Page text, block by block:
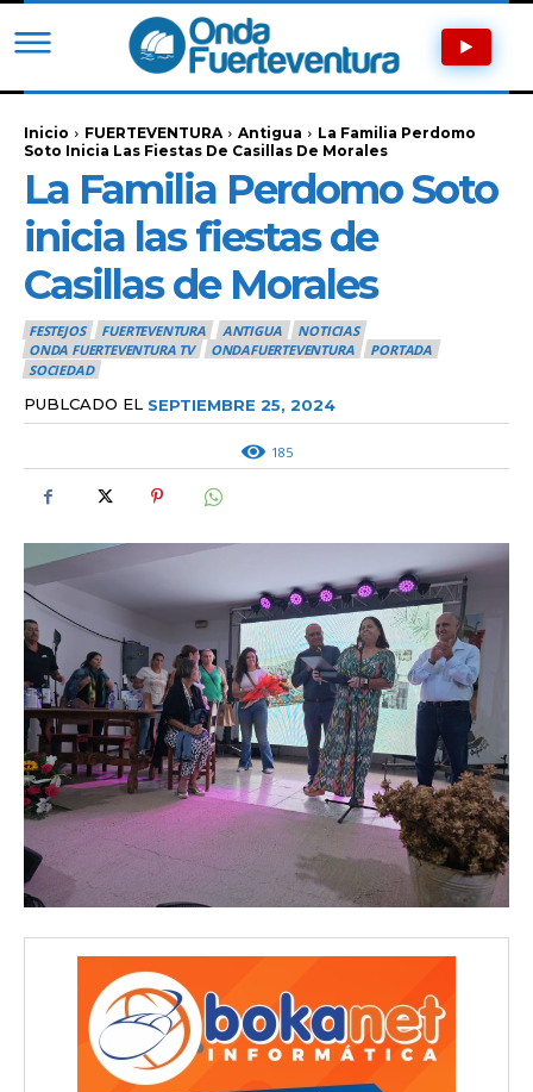
Inicio FUERTEVENTURA Antigua
La Familia Perdomo
Soto Inicia Las Fiestas De Casillas De Morales
La Familia Perdomo Soto
inicia las fiestas de
Casillas de Morales
FESTEJOS FUERTEVENTURA ANTIGUA
NOTICIAS
ONDA FUERTEVENTURA TV
ONDAFUERTEVENTURA
PORTADA
SOCIEDAD
PUBLCADO EL SEPTIEMBRE 25, 2024
185